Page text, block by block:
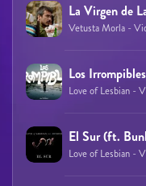
La Virgen de
Vetusta Morla -
Los Irrompibles
Love of Lesbian -
El Sur (ft.
Love of Lesbian -